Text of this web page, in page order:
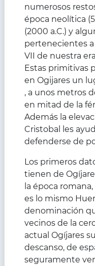
numerosos
época neolítica
(2000 a.C.) y
pertenecientes a
VII de nuestra
Estas primitivas
en Ogijares un
, a unos metros
en mitad de la
Además la
Cristobal les
defenderse de
Los primeros
tienen de
la época
es lo mismo
denominación
vecinos de la
actual Ogíjares
descanso, de
seguramente